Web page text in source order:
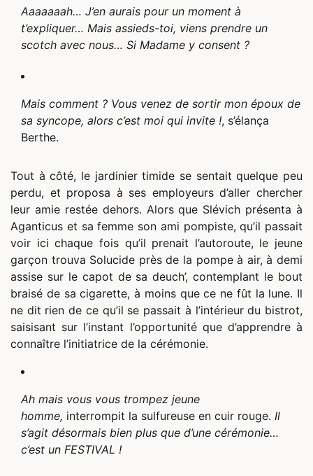
Aaaaaaah… J’en aurais pour un moment à
t’expliquer… Mais assieds-toi, viens prendre un
scotch avec nous… Si Madame y consent ?
Mais comment ? Vous venez de sortir mon époux de
sa syncope, alors c’est moi qui invite !, s’élança
Berthe.
Tout à côté, le jardinier timide se sentait quelque peu
perdu, et proposa à ses employeurs d’aller chercher
leur amie restée dehors. Alors que Slévich présenta à
Aganticus et sa femme son ami pompiste, qu’il passait
voir ici chaque fois qu’il prenait l’autoroute, le jeune
garçon trouva Solucide près de la pompe à air, à demi
assise sur le capot de sa deuch’, contemplant le bout
braisé de sa cigarette, à moins que ce ne fût la lune. Il
ne dit rien de ce qu’il se passait à l’intérieur du bistrot,
saisisant sur l’instant l’opportunité que d’apprendre à
connaître l’initiatrice de la cérémonie.
Ah mais vous vous trompez jeune
homme, interrompit la sulfureuse en cuir rouge. Il
s’agit désormais bien plus que d’une cérémonie…
c’est un FESTIVAL !